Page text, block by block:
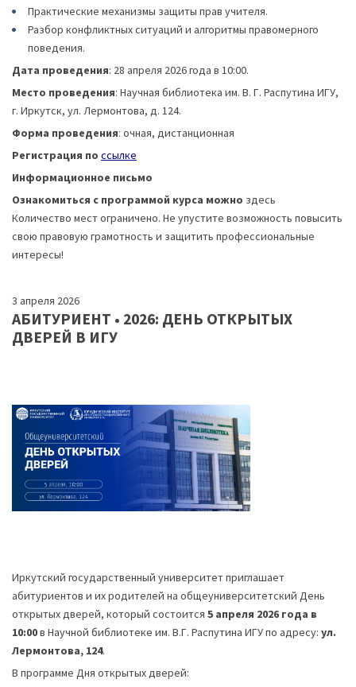
Практические механизмы защиты прав учителя.
Разбор конфликтных ситуаций и алгоритмы правомерного
поведения.
Дата проведения: 28 апреля 2026 года в 10:00.
Место проведения: Научная библиотека им. В. Г. Распутина ИГУ,
г. Иркутск, ул. Лермонтова, д. 124.
Форма проведения: очная, дистанционная
Регистрация по ссылке
Информационное письмо
Ознакомиться с программой курса можно здесь
Количество мест ограничено. Не упустите возможность повысить
свою правовую грамотность и защитить профессиональные
интересы!
3 апреля 2026
АБИТУРИЕНТ • 2026: ДЕНЬ ОТКРЫТЫХ
ДВЕРЕЙ В ИГУ
Иркутский государственный университетприглашает
абитуриентов и их родителей на общеуниверситетский День
открытых дверей, который состоится 5 апреля 2026 года в
10:00в Научной библиотеке им. В.Г. Распутина ИГУ по адресу: ул.
Лермонтова, 124.
В программе Дня открытых дверей: